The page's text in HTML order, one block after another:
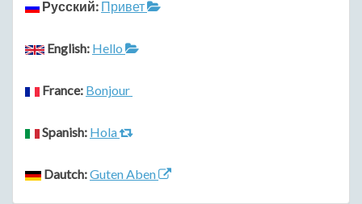
Русский: Привет
English: Hello
France: Bonjour
Spanish: Hola
Dautch:Guten Aben